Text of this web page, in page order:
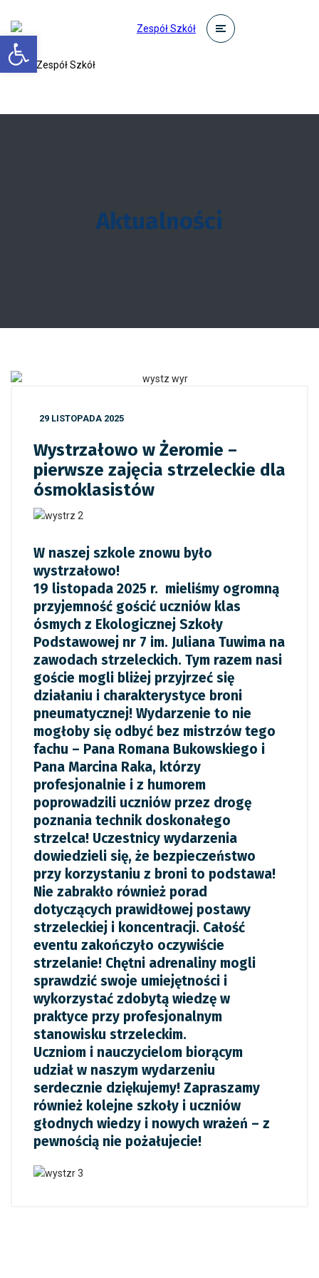
Otwórz pasek narzędzi
Aktualności
29 LISTOPADA 2025
Wystrzałowo w Żeromie –
pierwsze zajęcia strzeleckie dla
ósmoklasistów
W naszej szkole znowu było
wystrzałowo!
19 listopada 2025 r. mieliśmy ogromną
przyjemność gościć uczniów klas
ósmych z Ekologicznej Szkoły
Podstawowej nr 7 im. Juliana Tuwima na
zawodach strzeleckich. Tym razem nasi
goście mogli bliżej przyjrzeć się
działaniu i charakterystyce broni
pneumatycznej! Wydarzenie to nie
mogłoby się odbyć bez mistrzów tego
fachu – Pana Romana Bukowskiego i
Pana Marcina Raka, którzy
profesjonalnie i z humorem
poprowadzili uczniów przez drogę
poznania technik doskonałego
strzelca! Uczestnicy wydarzenia
dowiedzieli się, że bezpieczeństwo
przy korzystaniu z broni to podstawa!
Nie zabrakło również porad
dotyczących prawidłowej postawy
strzeleckiej i koncentracji. Całość
eventu zakończyło oczywiście
strzelanie! Chętni adrenaliny mogli
sprawdzić swoje umiejętności i
wykorzystać zdobytą wiedzę w
praktyce przy profesjonalnym
stanowisku strzeleckim.
Uczniom i nauczycielom biorącym
udział w naszym wydarzeniu
serdecznie dziękujemy! Zapraszamy
również kolejne szkoły i uczniów
głodnych wiedzy i nowych wrażeń – z
pewnością nie pożałujecie!